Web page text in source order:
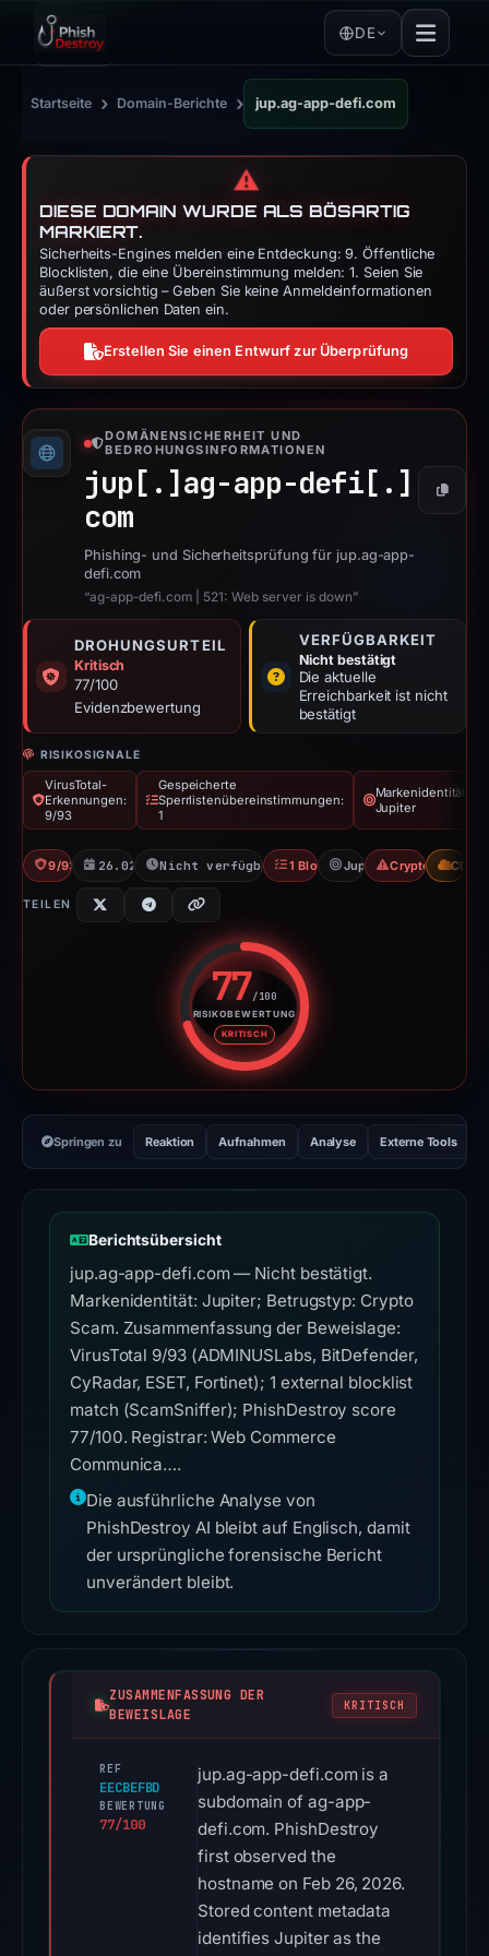
DE
Startseite › Domain-Berichte › jup.ag-app-defi.com
⚠️
DIESE DOMAIN WURDE ALS BÖSARTIG
MARKIERT.
Sicherheits-Engines melden eine Entdeckung: 9. Öffentliche
Blocklisten, die eine Übereinstimmung melden: 1. Seien Sie
äußerst vorsichtig – Geben Sie keine Anmeldeinformationen
oder persönlichen Daten ein.
Erstellen Sie einen Entwurf zur Überprüfung
DOMÄNENSICHERHEIT UND
BEDROHUNGSINFORMATIONEN
jup[.] ag-app-defi[.]
com
Phishing- und Sicherheitsprüfung für jup.ag-app-
defi.com
“ag-app-defi.com | 521: Web server is down”
DROHUNGSURTEIL
Kritisch
77/100
Evidenzbewertung
VERFÜGBARKEIT
Nicht bestätigt
Die aktuelle
Erreichbarkeit ist nicht
bestätigt
RISIKOSIGNALE
VirusTotal-
Erkennungen:
9/93
Gespeicherte
Sperrlistenübereinstimmungen:
1
Markenidentität:
Jupiter
9/93 VT 26.02.2026Nicht verfügbar seit 06.06.2026
1 BlocklistJupiter Crypto ScamCDN
TEILEN
77/100
RISIKOBEWERTUNG
KRITISCH
Risikobewertung: 77 von
Springen zu Reaktion Aufnahmen Analyse Externe Tools
Berichtsübersicht
jup.ag-app-defi.com — Nicht bestätigt.
Markenidentität: Jupiter; Betrugstyp: Crypto
Scam. Zusammenfassung der Beweislage:
VirusTotal 9/93 (ADMINUSLabs, BitDefender,
CyRadar, ESET, Fortinet); 1 external blocklist
match (ScamSniffer); PhishDestroy score
77/100. Registrar: Web Commerce
Communica….
Die ausführliche Analyse von
PhishDestroy AI bleibt auf Englisch, damit
der ursprüngliche forensische Bericht
unverändert bleibt.
ZUSAMMENFASSUNG DER
BEWEISLAGE
KRITISCH
REF
EECBEFBD
BEWERTUNG
77/100
jup.ag-app-defi.com is a
subdomain of ag-app-
defi.com. PhishDestroy
first observed the
hostname on Feb 26, 2026.
Stored content metadata
identifies Jupiter as the